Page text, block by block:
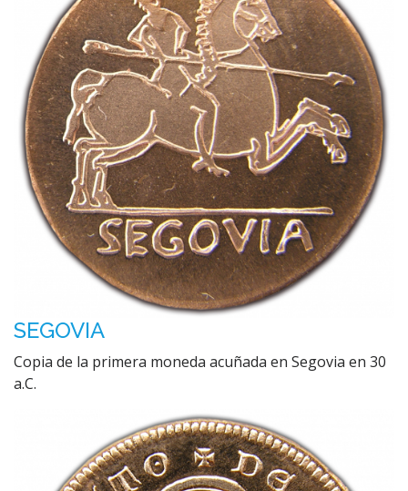
SEGOVIA
Copia de la primera moneda acuñada en Segovia en 30
a.C.